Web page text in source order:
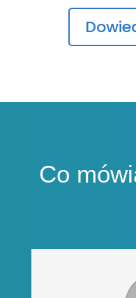
Co